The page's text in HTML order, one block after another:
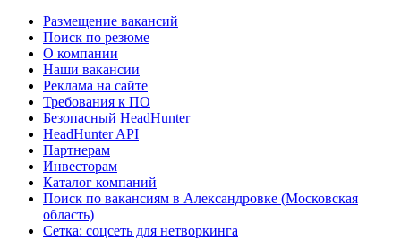
Размещение вакансий
Поиск по резюме
О компании
Наши вакансии
Реклама на сайте
Требования к ПО
Безопасный HeadHunter
HeadHunter API
Партнерам
Инвесторам
Каталог компаний
Поиск по вакансиям в Александровке (Московская
область)
Сетка: соцсеть для нетворкинга